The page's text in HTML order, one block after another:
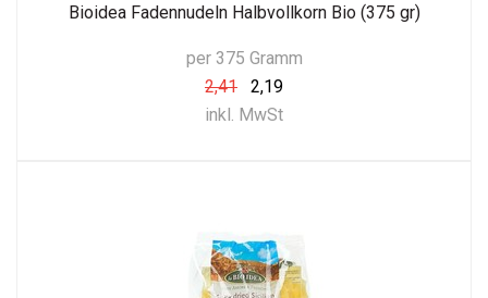
Bioidea Fadennudeln Halbvollkorn Bio (375 gr)
per 375 Gramm
2,41
2,19
inkl. MwSt